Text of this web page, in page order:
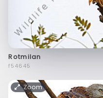
Rotmilan
f54645
Zoom